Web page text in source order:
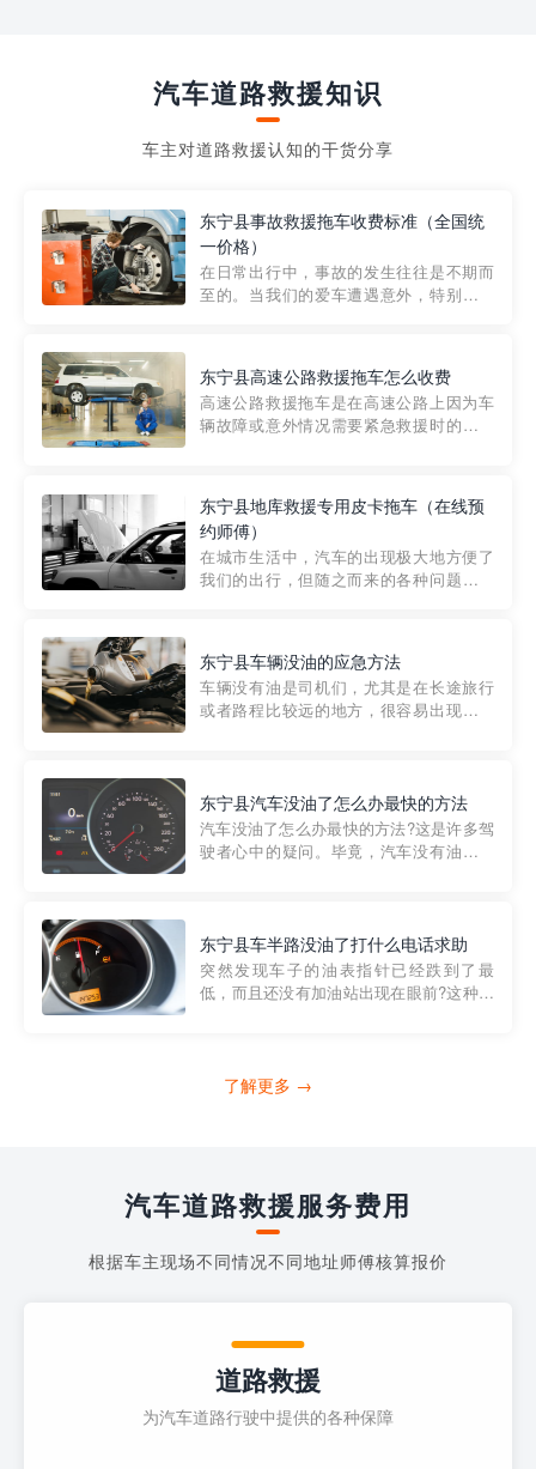
汽车道路救援知识
车主对道路救援认知的干货分享
东宁县事故救援拖车收费标准（全国统
一价格）
在日常出行中，事故的发生往往是不期而
至的。当我们的爱车遭遇意外，特别是在
细解析一下市区事故救援拖车的收费标
准，以及在选用拖车服务时应注...
东宁县高速公路救援拖车怎么收费
高速公路救援拖车是在高速公路上因为车
辆故障或意外情况需要紧急救援时的必备
路救援拖车的收费标准是由当地交通管理
部门制定的。起步价通...
东宁县地库救援专用皮卡拖车（在线预
约师傅）
在城市生活中，汽车的出现极大地方便了
我们的出行，但随之而来的各种问题也让
紧急情况下，我们需要一种高效可靠的救
援方式。而这时，地库救援专...
东宁县车辆没油的应急方法
车辆没有油是司机们，尤其是在长途旅行
或者路程比较远的地方，很容易出现这种
的送油师傅，解决没油的紧急情况。 首
先，让我们来了解一下穿...
东宁县汽车没油了怎么办最快的方法
汽车没油了怎么办最快的方法?这是许多驾
驶者心中的疑问。毕竟，汽车没有油就无
越者小程序是一款专门解决汽车没油问题
的在线服务平台。通过...
东宁县车半路没油了打什么电话求助
突然发现车子的油表指针已经跌到了最
低，而且还没有加油站出现在眼前?这种情
打4006363122请求送油人员来帮助你。
了解更多 →
汽车道路救援服务费用
根据车主现场不同情况不同地址师傅核算报价
道路救援
为汽车道路行驶中提供的各种保障